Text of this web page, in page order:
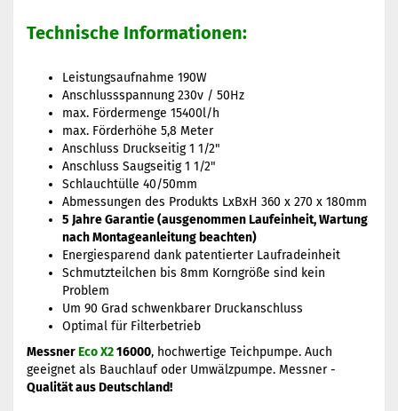
Technische Informationen:
Leistungsaufnahme 190W
Anschlussspannung 230v / 50Hz
max. Fördermenge 15400l/h
max. Förderhöhe 5,8 Meter
Anschluss Druckseitig 1 1/2"
Anschluss Saugseitig 1 1/2"
Schlauchtülle 40/50mm
Abmessungen des Produkts LxBxH 360 x 270 x 180mm
5 Jahre Garantie (ausgenommen Laufeinheit, Wartung
nach Montageanleitung beachten)
Energiesparend dank patentierter Laufradeinheit
Schmutzteilchen bis 8mm Korngröße sind kein
Problem
Um 90 Grad schwenkbarer Druckanschluss
Optimal für Filterbetrieb
MessnerEco X216000, hochwertige Teichpumpe. Auch
geeignet als Bauchlauf oder Umwälzpumpe. Messner -
Qualität aus Deutschland!